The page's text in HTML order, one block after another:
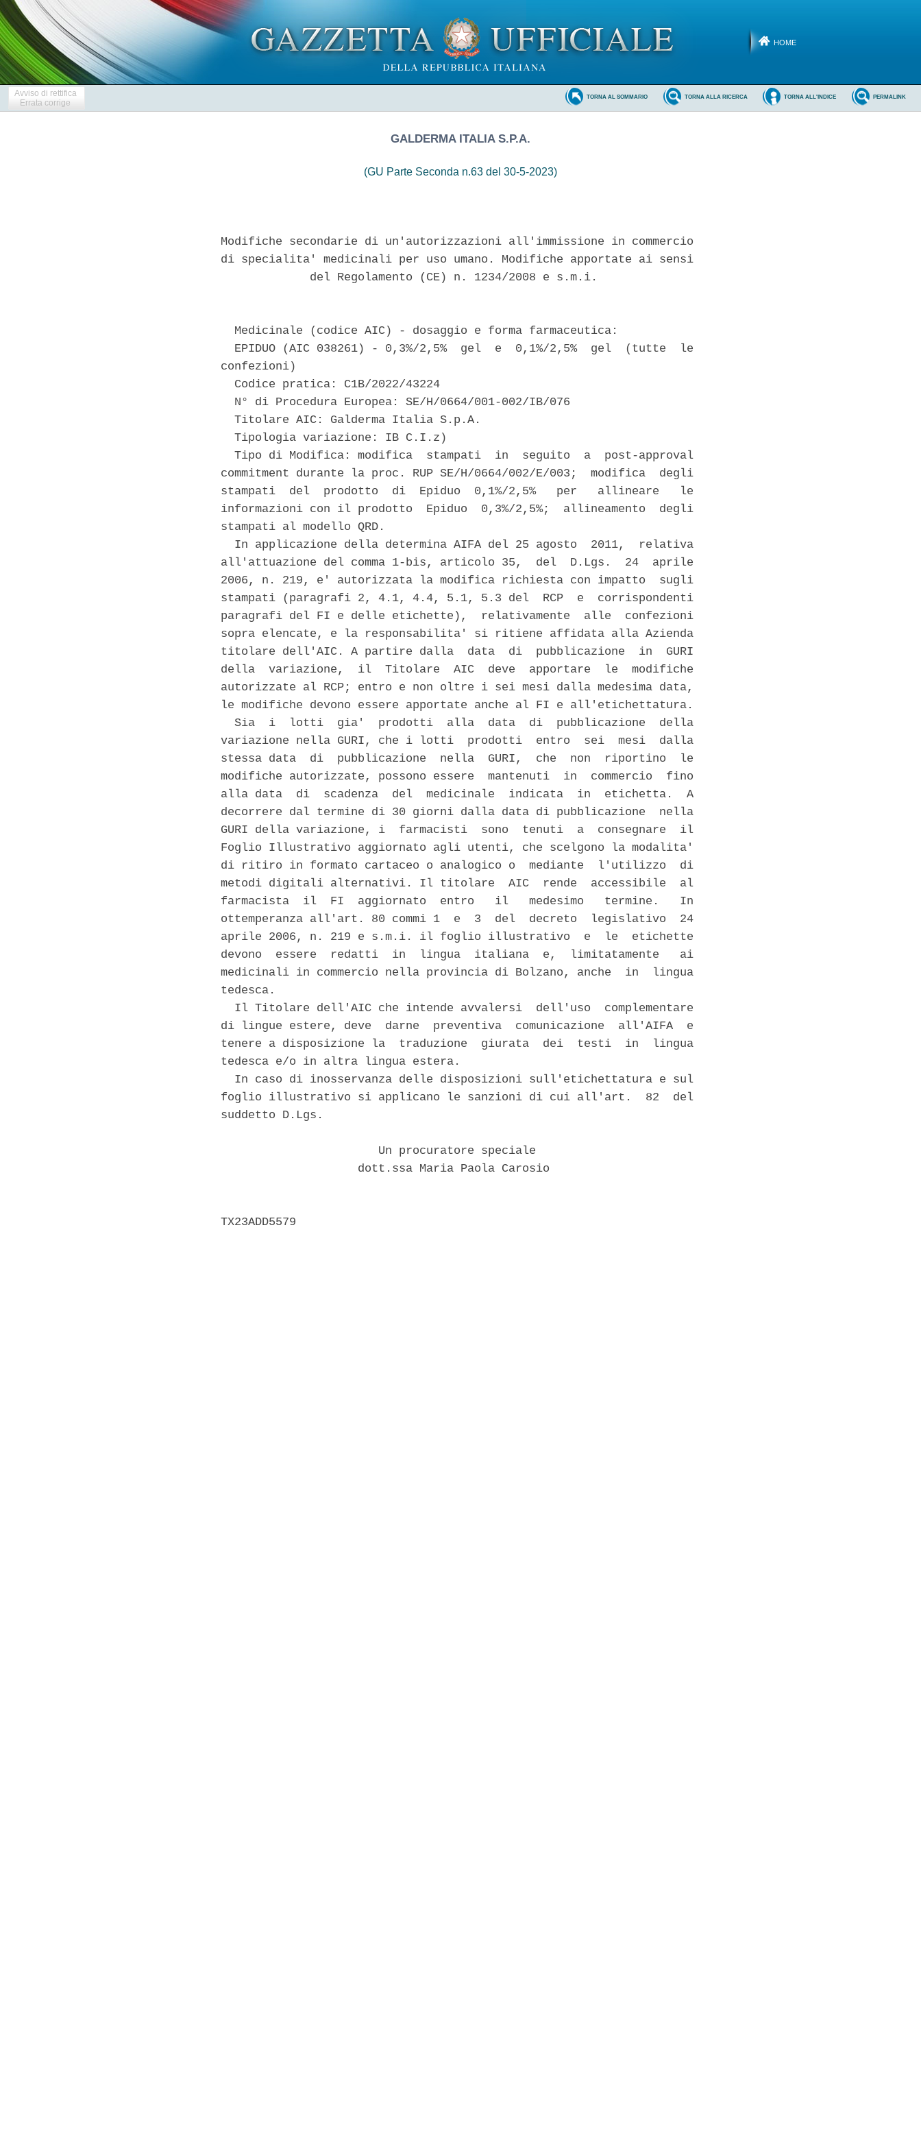
HOME
Avviso di rettifica
Errata corrige
PERMALINK
TORNA ALL'INDICE
TORNA ALLA RICERCA
TORNA AL SOMMARIO
GALDERMA ITALIA S.P.A.
(GU Parte Seconda n.63 del 30-5-2023)
Modifiche secondarie di un'autorizzazioni all'immissione in commercio
di specialita' medicinali per uso umano. Modifiche apportate ai sensi
             del Regolamento (CE) n. 1234/2008 e s.m.i.
  Medicinale (codice AIC) - dosaggio e forma farmaceutica:
  EPIDUO (AIC 038261) - 0,3%/2,5%  gel  e  0,1%/2,5%  gel  (tutte  le
confezioni)
  Codice pratica: C1B/2022/43224
  N° di Procedura Europea: SE/H/0664/001-002/IB/076
  Titolare AIC: Galderma Italia S.p.A.
  Tipologia variazione: IB C.I.z)
  Tipo di Modifica: modifica  stampati  in  seguito  a  post-approval
commitment durante la proc. RUP SE/H/0664/002/E/003;  modifica  degli
stampati  del  prodotto  di  Epiduo  0,1%/2,5%   per   allineare   le
informazioni con il prodotto  Epiduo  0,3%/2,5%;  allineamento  degli
stampati al modello QRD.
  In applicazione della determina AIFA del 25 agosto  2011,  relativa
all'attuazione del comma 1-bis, articolo 35,  del  D.Lgs.  24  aprile
2006, n. 219, e' autorizzata la modifica richiesta con impatto  sugli
stampati (paragrafi 2, 4.1, 4.4, 5.1, 5.3 del  RCP  e  corrispondenti
paragrafi del FI e delle etichette),  relativamente  alle  confezioni
sopra elencate, e la responsabilita' si ritiene affidata alla Azienda
titolare dell'AIC. A partire dalla  data  di  pubblicazione  in  GURI
della  variazione,  il  Titolare  AIC  deve  apportare  le  modifiche
autorizzate al RCP; entro e non oltre i sei mesi dalla medesima data,
le modifiche devono essere apportate anche al FI e all'etichettatura.
  Sia  i  lotti  gia'  prodotti  alla  data  di  pubblicazione  della
variazione nella GURI, che i lotti  prodotti  entro  sei  mesi  dalla
stessa data  di  pubblicazione  nella  GURI,  che  non  riportino  le
modifiche autorizzate, possono essere  mantenuti  in  commercio  fino
alla data  di  scadenza  del  medicinale  indicata  in  etichetta.  A
decorrere dal termine di 30 giorni dalla data di pubblicazione  nella
GURI della variazione, i  farmacisti  sono  tenuti  a  consegnare  il
Foglio Illustrativo aggiornato agli utenti, che scelgono la modalita'
di ritiro in formato cartaceo o analogico o  mediante  l'utilizzo  di
metodi digitali alternativi. Il titolare  AIC  rende  accessibile  al
farmacista  il  FI  aggiornato  entro   il   medesimo   termine.   In
ottemperanza all'art. 80 commi 1  e  3  del  decreto  legislativo  24
aprile 2006, n. 219 e s.m.i. il foglio illustrativo  e  le  etichette
devono  essere  redatti  in  lingua  italiana  e,  limitatamente   ai
medicinali in commercio nella provincia di Bolzano, anche  in  lingua
tedesca.
  Il Titolare dell'AIC che intende avvalersi  dell'uso  complementare
di lingue estere, deve  darne  preventiva  comunicazione  all'AIFA  e
tenere a disposizione la  traduzione  giurata  dei  testi  in  lingua
tedesca e/o in altra lingua estera.
  In caso di inosservanza delle disposizioni sull'etichettatura e sul
foglio illustrativo si applicano le sanzioni di cui all'art.  82  del
suddetto D.Lgs.
                       Un procuratore speciale
                    dott.ssa Maria Paola Carosio